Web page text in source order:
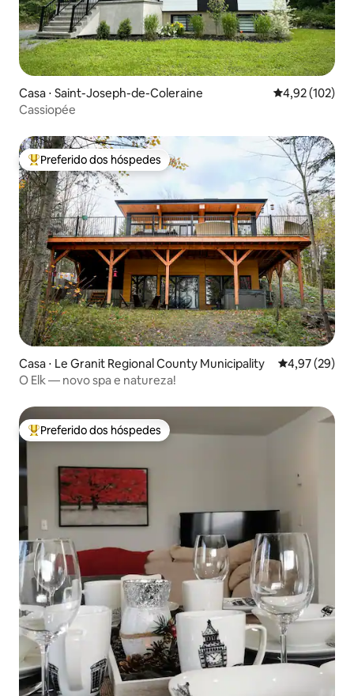
Casa ⋅ Saint-Joseph-de-Coleraine 4,92 de uma
4,92 (102)
Cassiopée
Entre os melhores preferidos dos hóspedes
Preferido dos hóspedes
Casa ⋅ Le Granit Regional County Municipality 4,97 de uma
4,97 (29)
O Elk — novo spa e natureza!
Entre os melhores preferidos dos hóspedes
Preferido dos hóspedes